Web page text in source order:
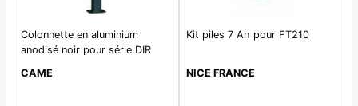
Colonnette en aluminium
anodisé noir pour série DIR
CAME
Kit piles 7 Ah pour FT210
NICE FRANCE